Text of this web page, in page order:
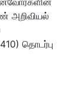
அறிவியல்
தொடர்பு